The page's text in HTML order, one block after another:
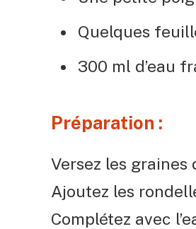
Quelques
300 ml d’eau
Préparation :
Versez les graines
Ajoutez les
Complétez avec